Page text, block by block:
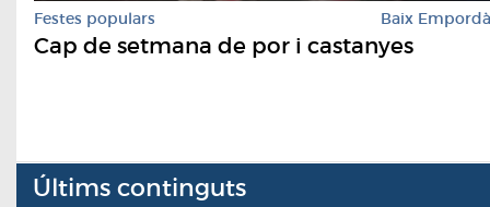
Festes populars Baix Empordà
Cap de setmana de por i castanyes
Últims continguts